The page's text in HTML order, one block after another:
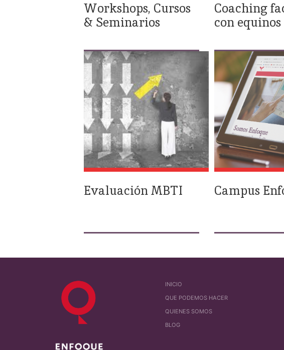
Workshops, Cursos
& Seminarios
Coaching
con equinos
Evaluación MBTI Campus
INICIO
QUE PODEMOS HACER
QUIENES SOMOS
BLOG